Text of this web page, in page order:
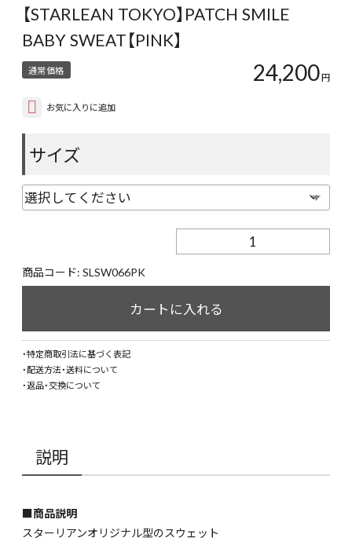
【STARLEAN TOKYO】PATCH SMILE
BABY SWEAT【PINK】
通常価格 24,200円
お気に入りに追加
サイズ
TOKYO】
SMILE
BABY
個
商品コード: SLSW066PK
カートに入れる
・特定商取引法に基づく表記
・配送方法・送料について
・返品・交換について
説明
■商品説明
スターリアンオリジナル型のスウェット